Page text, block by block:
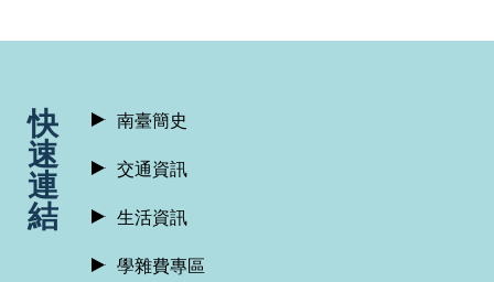
快
速
連
結
南臺簡史
交通資訊
生活資訊
學雜費專區